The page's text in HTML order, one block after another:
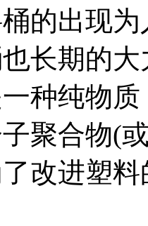
的出现
长期的
种纯物
聚合物(
改进塑